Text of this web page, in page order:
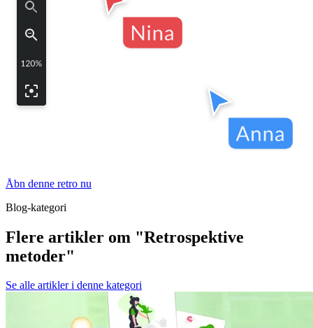
Åbn denne retro nu
Blog-kategori
Flere artikler om "Retrospektive
metoder"
Se alle artikler i denne kategori